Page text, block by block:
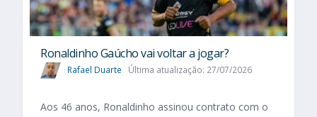
Ronaldinho Gaúcho vai voltar a jogar?
Rafael Duarte Última atualização: 27/07/2026
Aos 46 anos, Ronaldinho assinou contrato com o